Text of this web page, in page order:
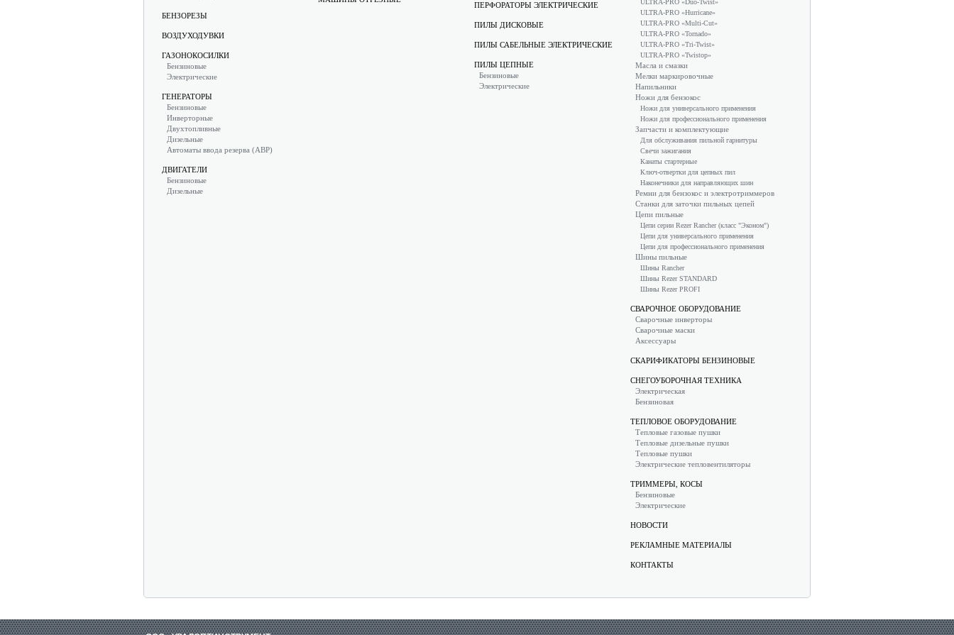
БЕНЗОРЕЗЫ
ВОЗДУХОДУВКИ
ГАЗОНОКОСИЛКИ
Бензиновые
Электрические
ГЕНЕРАТОРЫ
Бензиновые
Инверторные
Двухтопливные
Дизельные
Автоматы ввода резерва (АВР)
ДВИГАТЕЛИ
Бензиновые
Дизельные
ПЕРФОРАТОРЫ ЭЛЕКТРИЧЕСКИЕ
ПИЛЫ ДИСКОВЫЕ
ПИЛЫ САБЕЛЬНЫЕ ЭЛЕКТРИЧЕСКИЕ
ПИЛЫ ЦЕПНЫЕ
Бензиновые
Электрические
ULTRA-PRO «Duo-Twist»
ULTRA-PRO «Hurricane»
ULTRA-PRO «Multi-Cut»
ULTRA-PRO «Tornado»
ULTRA-PRO «Tri-Twist»
ULTRA-PRO «Twistop»
Масла и смазки
Мелки маркировочные
Напильники
Ножи для бензокос
Ножи для универсального применения
Ножи для профессионального применения
Запчасти и комплектующие
Для обслуживания пильной гарнитуры
Свечи зажигания
Канаты стартерные
Ключ-отвертки для цепных пил
Наконечники для направляющих шин
Ремни для бензокос и электротриммеров
Станки для заточки пильных цепей
Цепи пильные
Цепи серии Rezer Rancher (класс "Эконом")
Цепи для универсального применения
Цепи для профессионального применения
Шины пильные
Шины Rancher
Шины Rezer STANDARD
Шины Rezer PROFI
СВАРОЧНОЕ ОБОРУДОВАНИЕ
Сварочные инверторы
Сварочные маски
Аксессуары
СКАРИФИКАТОРЫ БЕНЗИНОВЫЕ
СНЕГОУБОРОЧНАЯ ТЕХНИКА
Электрическая
Бензиновая
ТЕПЛОВОЕ ОБОРУДОВАНИЕ
Тепловые газовые пушки
Тепловые дизельные пушки
Тепловые пушки
Электрические тепловентиляторы
ТРИММЕРЫ, КОСЫ
Бензиновые
Электрические
НОВОСТИ
РЕКЛАМНЫЕ МАТЕРИАЛЫ
КОНТАКТЫ